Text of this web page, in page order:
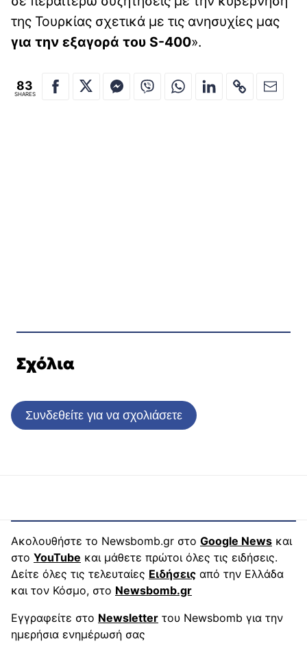
της Τουρκίας σχετικά με τις ανησυχίες μας
για την εξαγορά του S-400».
83
SHARES
Σχόλια
Συνδεθείτε για να σχολιάσετε
Ακολουθήστε το Newsbomb.gr στο Google News και
στο YouTube και μάθετε πρώτοι όλες τις ειδήσεις.
Δείτε όλες τις τελευταίες Ειδήσεις από την Ελλάδα
και τον Κόσμο, στο Newsbomb.gr
Εγγραφείτε στο Newsletter του Newsbomb για την
ημερήσια ενημέρωσή σας